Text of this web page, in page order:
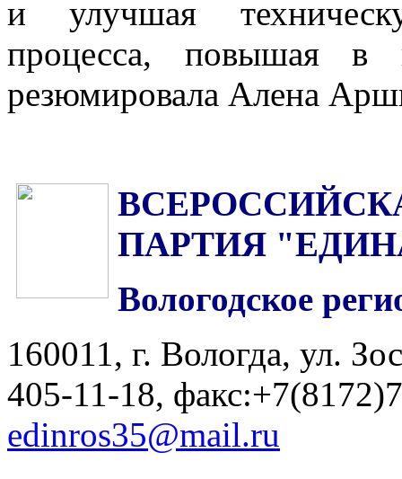
и улучшая
процесса, повышая в
резюмировала Алена
ПАРТИЯ
Вологодское
160011, г. Вологда, ул.
405-11-18,
edinros35@mail.ru